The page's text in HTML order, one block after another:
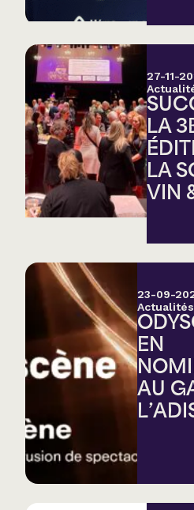
27-11-
LA
LA
VIN
23-09-
Actualités
EN
AU